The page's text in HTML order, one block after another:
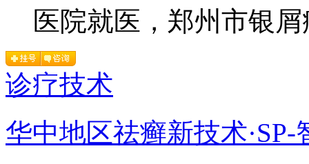
医院就医，郑州市银
诊疗技术
华中地区祛癣新技术·SP-